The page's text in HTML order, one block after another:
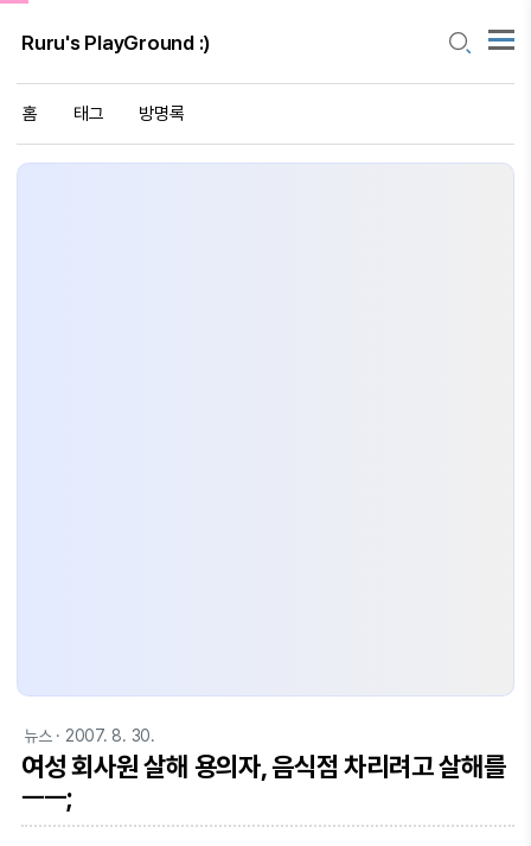
Ruru's PlayGround :)
홈 태그 방명록
뉴스· 2007. 8. 30.
여성 회사원 살해 용의자, 음식점 차리려고 살해를
ㅡㅡ;